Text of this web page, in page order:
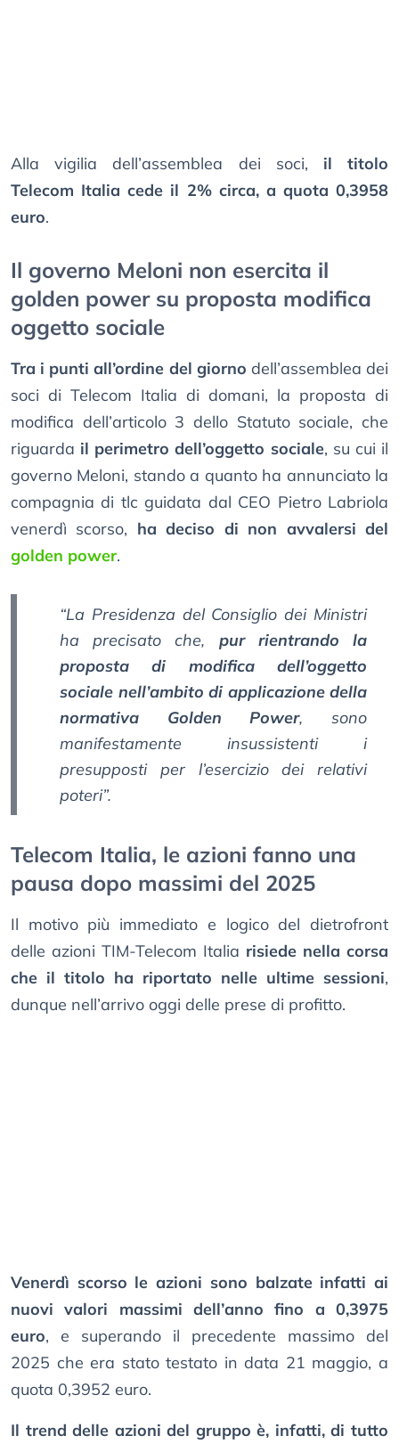
Alla vigilia dell’assemblea dei soci, il titolo
Telecom Italia cede il 2% circa, a quota 0,3958
euro.
Il governo Meloni non esercita il
golden power su proposta modifica
oggetto sociale
Tra i punti all’ordine del giorno dell’assemblea dei
soci di Telecom Italia di domani, la proposta di
modifica dell’articolo 3 dello Statuto sociale, che
riguarda il perimetro dell’oggetto sociale, su cui il
governo Meloni, stando a quanto ha annunciato la
compagnia di tlc guidata dal CEO Pietro Labriola
venerdì scorso, ha deciso di non avvalersi del
golden power.
“La Presidenza del Consiglio dei Ministri
ha precisato che, pur rientrando la
proposta di modifica dell’oggetto
sociale nell’ambito di applicazione della
normativa Golden Power, sono
manifestamente insussistenti i
presupposti per l’esercizio dei relativi
poteri”.
Telecom Italia, le azioni fanno una
pausa dopo massimi del 2025
Il motivo più immediato e logico del dietrofront
delle azioni TIM-Telecom Italia risiede nella corsa
che il titolo ha riportato nelle ultime sessioni,
dunque nell’arrivo oggi delle prese di profitto.
Venerdì scorso le azioni sono balzate infatti ai
nuovi valori massimi dell’anno fino a 0,3975
euro, e superando il precedente massimo del
2025 che era stato testato in data 21 maggio, a
quota 0,3952 euro.
Il trend delle azioni del gruppo è, infatti, di tutto